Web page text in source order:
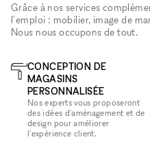
Grâce à nos services
l'emploi : mobilier, image de
Nous nous occupons de tout.
CONCEPTION DE
MAGASINS
PERSONNALISÉE
Nos experts vous proposeront
des idées d'aménagement et de
design pour améliorer
l'expérience client.